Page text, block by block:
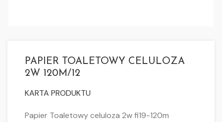
PAPIER TOALETOWY CELULOZA
2W 120M/12
KARTA PRODUKTU
Papier Toaletowy celuloza 2w fi19-120m